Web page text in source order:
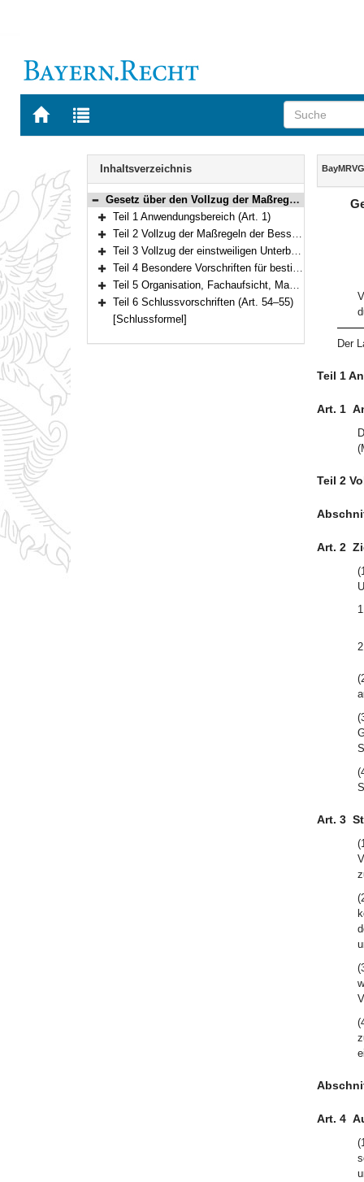
Zur
BAYERN.RECHT
Zur
letzten
Navigation
Inhaltsverzeichnis
Bereich reduzieren
Gesetz über den Vollzug der Maßregeln der Besserung und Sicherung sowie der einstweiligen Unterbringung (Bayerisches Maßregelvollzugsgesetz – BayMRVG) Vom 17. Juli 2015 (GVBl S. 222) BayRS 312-3-A (Art. 1–55)
Bereich erweitern
Teil 1 Anwendungsbereich (Art. 1)
Bereich erweitern
Teil 2 Vollzug der Maßregeln der Besserung und Sicherung (Art. 2–36)
Bereich erweitern
Teil 3 Vollzug der einstweiligen Unterbringung (Art. 37–41)
Bereich erweitern
Teil 4 Besondere Vorschriften für bestimmte Personengruppen (Art. 42–44)
Bereich erweitern
Teil 5 Organisation, Fachaufsicht, Maßregelvollzugsbeiräte, Kosten (Art. 45–53)
Bereich erweitern
Teil 6 Schlussvorschriften (Art. 54–55)
[Schlussformel]
Inhalt
BayMRVG
Der
Teil 1
Art. 1
Teil 2
Art. 2
Art. 3
Art. 4